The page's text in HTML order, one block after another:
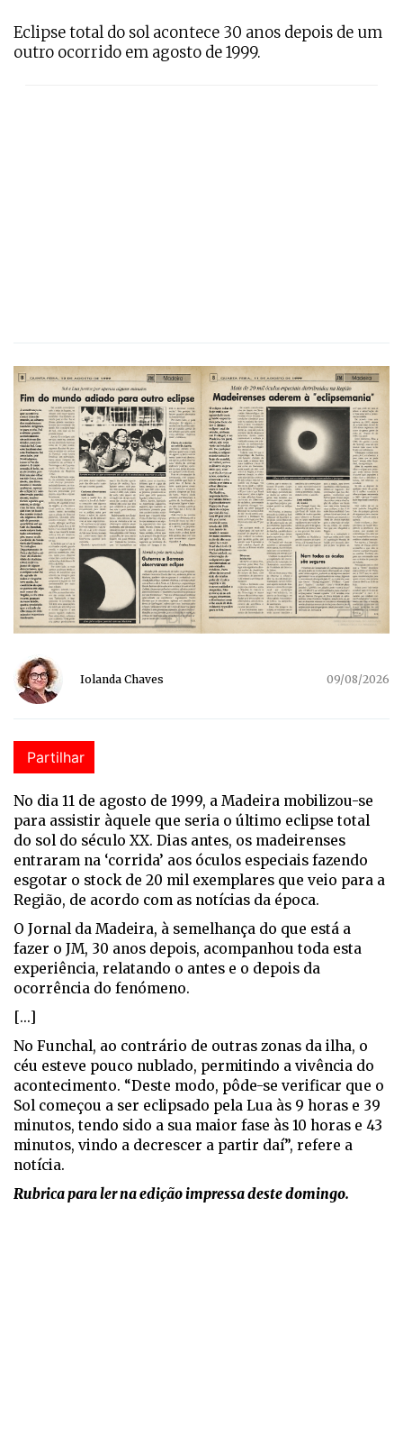
Eclipse total do sol acontece 30 anos depois de um
outro ocorrido em agosto de 1999.
Iolanda Chaves 09/08/2026
Partilhar
No dia 11 de agosto de 1999, a Madeira mobilizou-se
para assistir àquele que seria o último eclipse total
do sol do século XX. Dias antes, os madeirenses
entraram na ‘corrida’ aos óculos especiais fazendo
esgotar o stock de 20 mil exemplares que veio para a
Região, de acordo com as notícias da época.
O Jornal da Madeira, à semelhança do que está a
fazer o JM, 30 anos depois, acompanhou toda esta
experiência, relatando o antes e o depois da
ocorrência do fenómeno.
[...]
No Funchal, ao contrário de outras zonas da ilha, o
céu esteve pouco nublado, permitindo a vivência do
acontecimento. “Deste modo, pôde-se verificar que o
Sol começou a ser eclipsado pela Lua às 9 horas e 39
minutos, tendo sido a sua maior fase às 10 horas e 43
minutos, vindo a decrescer a partir daí”, refere a
notícia.
Rubrica para ler na edição impressa deste domingo.